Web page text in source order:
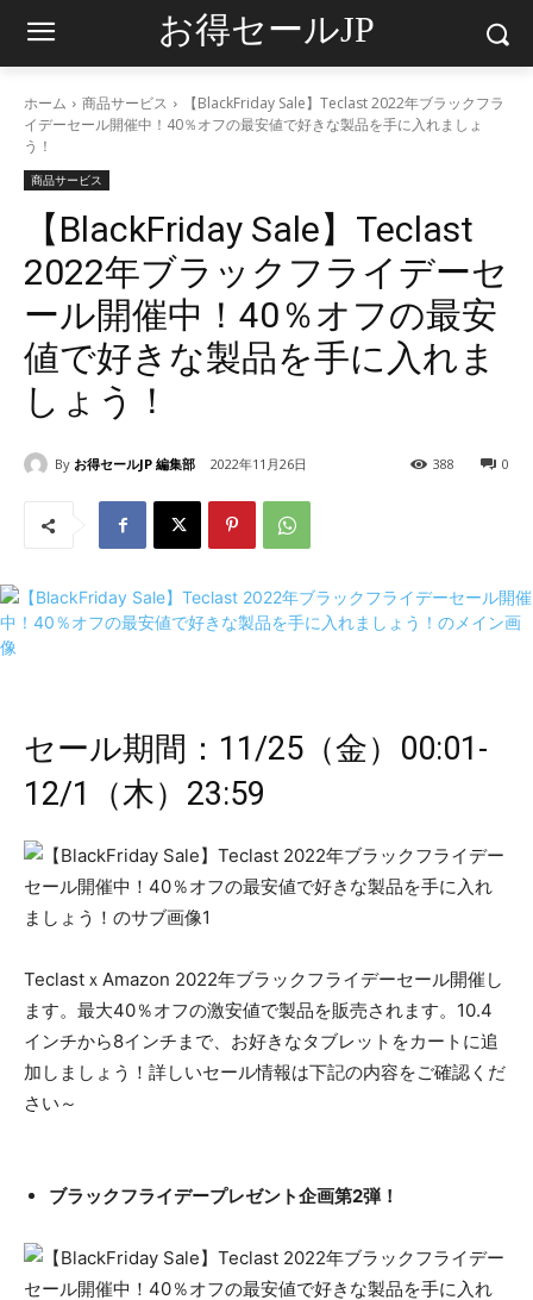
お得セールJP
ホーム 商品サービス
【BlackFriday Sale】Teclast 2022年ブラックフラ
イデーセール開催中！40％オフの最安値で好きな製品を手に入れましょ
う！
商品サービス
【BlackFriday Sale】Teclast
2022年ブラックフライデーセ
ール開催中！40％オフの最安
値で好きな製品を手に入れま
しょう！
By お得セールJP 編集部 2022年11月26日 0
388
セール期間：11/25（金）00:01-
12/1（木）23:59
TeclastｘAmazon 2022年ブラックフライデーセール開催し
ます。最大40％オフの激安値で製品を販売されます。10.4
インチから8インチまで、お好きなタブレットをカートに追
加しましょう！詳しいセール情報は下記の内容をご確認くだ
さい～
ブラックフライデープレゼント企画第2弾！